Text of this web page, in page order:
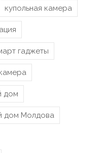
купольная камера
гаджеты
дом
дом Молдова